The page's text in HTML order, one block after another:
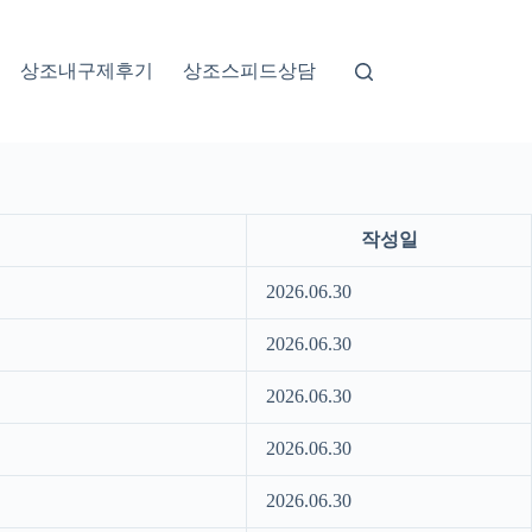
상조내구제후기 상조스피드상담
작성일
2026.06.30
2026.06.30
2026.06.30
2026.06.30
2026.06.30